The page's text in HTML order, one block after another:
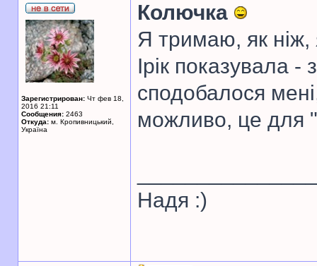
Зарегистрирован: Чт фев 18,
2016 21:11
Сообщения: 2463
Откуда: м. Кропивницький,
Україна
Колючка
Я тримаю, як ніж,
Ірік показувала
сподобалося
можливо, це для
Надя :)